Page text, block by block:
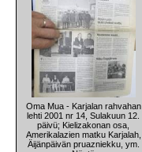
Oma Mua - Karjalan rahvahan
lehti 2001 nr 14, Sulakuun 12.
päivü; Kielizakonan osa,
Amerikalazien matku Karjalah,
Äijänpäivän pruazniekku, ym.